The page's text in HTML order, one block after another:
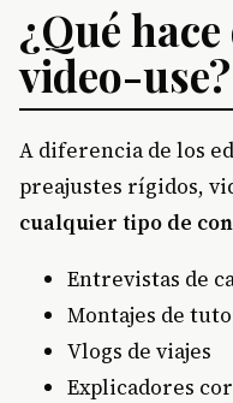
¿Qué
video-use?
A diferencia de los
preajustes rígidos,
cualquier tipo de
Entrevistas de
Montajes de
Vlogs de viajes
Explicadores